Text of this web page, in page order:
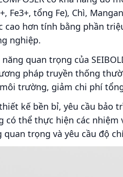
Fe3+, tổng Fe), Chì,
cao hơn tính bằng phần
nghiệp.
quan trọng của
pháp truyền thống
trường, giảm chi phí
kế bền bỉ, yêu cầu bảo
có thể thực hiện các
trọng và yêu cầu độ